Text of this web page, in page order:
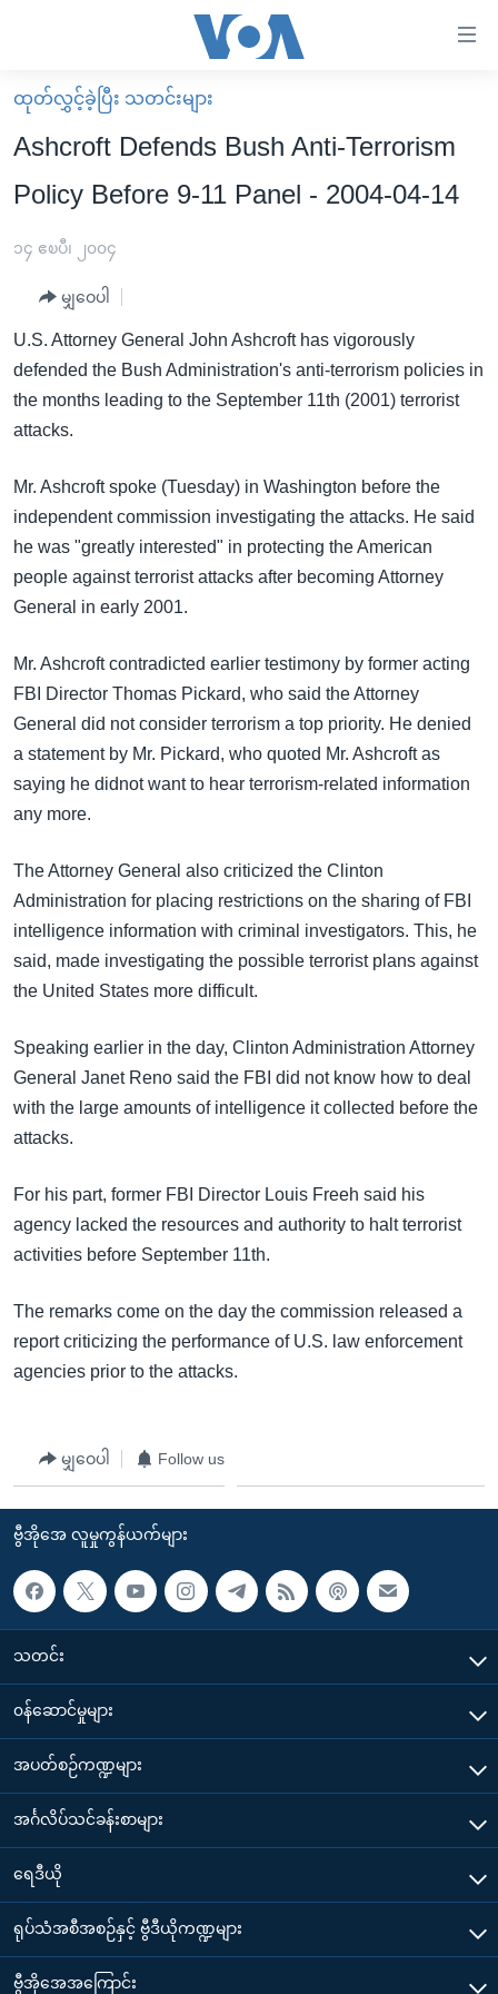
လွယ်ကူ
စေ
သည့်
များ
ကြည့်
ရန်
ရှာဖွေ
ရန်
မူလစာမျက်နှာ
မြန်မာ
ကမ္ဘာ့သတင်းများ
နိုင်ငံတကာ
ဗွီဒီယို
ရပ်ဝန်းတခု လမ်းတခု အလွန်
အမေရိကန်သုံးအီဒီယံ
မကြေးမုံရဲ့ အင်္ဂလိပ်စာ
ရုပ်ရှင်ထဲက အင်္ဂလိပ်စာ
သုတပဒေသာ အင်္ဂလိပ်စာ
အပတ်စဉ်ကဏ္ဍများ
ရေဒီယို
တီဗွီ
ရေဒီယိုနှင့်ရုပ်သံ အချက်အလက်များ
ရေဒီယို/တီဗွီအစီအစဉ်
Learning English
ဗွီအိုအေ လူမှုကွန်ယက်များ
ဘာသာစကားများ
ထုတ်လွှင့်ခဲ့ပြီး သတင်းများ
Ashcroft Defends Bush Anti-Terrorism
Policy Before 9-11 Panel - 2004-04-14
၁၄ ဧၿပီ၊ ၂၀၀၄
မျှဝေပါ
U.S. Attorney General John Ashcroft has vigorously
defended the Bush Administration's anti-terrorism policies in
the months leading to the September 11th (2001) terrorist
attacks.
Mr. Ashcroft spoke (Tuesday) in Washington before the
independent commission investigating the attacks. He said
he was "greatly interested" in protecting the American
people against terrorist attacks after becoming Attorney
General in early 2001.
Mr. Ashcroft contradicted earlier testimony by former acting
FBI Director Thomas Pickard, who said the Attorney
General did not consider terrorism a top priority. He denied
a statement by Mr. Pickard, who quoted Mr. Ashcroft as
saying he didnot want to hear terrorism-related information
any more.
The Attorney General also criticized the Clinton
Administration for placing restrictions on the sharing of FBI
intelligence information with criminal investigators. This, he
said, made investigating the possible terrorist plans against
the United States more difficult.
Speaking earlier in the day, Clinton Administration Attorney
General Janet Reno said the FBI did not know how to deal
with the large amounts of intelligence it collected before the
attacks.
For his part, former FBI Director Louis Freeh said his
agency lacked the resources and authority to halt terrorist
activities before September 11th.
The remarks come on the day the commission released a
report criticizing the performance of U.S. law enforcement
agencies prior to the attacks.
မျှဝေပါ Follow us
ဗွီအိုအေ လူမှုကွန်ယက်များ
သတင်း
၀န်ဆောင်မှုများ
အပတ်စဉ်ကဏ္ဍများ
အင်္ဂလိပ်သင်ခန်းစာများ
ရေဒီယို
ရုပ်သံအစီအစဉ်နှင့် ဗွီဒီယိုကဏ္ဍများ
ဗွီအိုအေအကြောင်း